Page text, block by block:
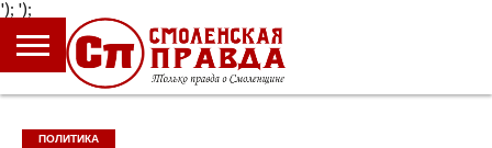
');
ГЛАВНАЯ
НОВОСТИ
ПРОИСШЕСТВИЯ
ПОЛИТИКА
КУЛЬТУРА
ЭКОНОМИКА
ОБЩЕСТВО
БЛОГИ
ПОЛИТИКА
');